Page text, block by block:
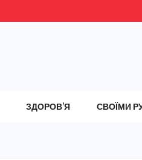
ЗДОРОВ’Я СВОЇМИ